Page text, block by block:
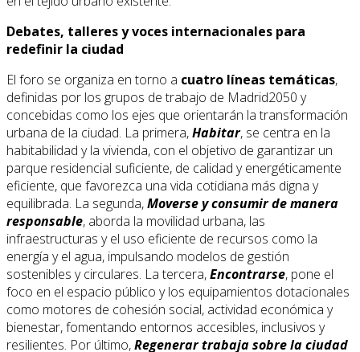
Debates, talleres y voces internacionales para
redefinir la ciudad
El foro se organiza en torno a cuatro líneas temáticas,
definidas por los grupos de trabajo de Madrid2050 y
concebidas como los ejes que orientarán la transformación
urbana de la ciudad. La primera,Habitar, se centra en la
habitabilidad y la vivienda, con el objetivo de garantizar un
parque residencial suficiente, de calidad y energéticamente
eficiente, que favorezca una vida cotidiana más digna y
equilibrada. La segunda,Moverse y consumir de manera
responsable, aborda la movilidad urbana, las
infraestructuras y el uso eficiente de recursos como la
energía y el agua, impulsando modelos de gestión
sostenibles y circulares. La tercera,Encontrarse, pone el
foco en el espacio público y los equipamientos dotacionales
como motores de cohesión social, actividad económica y
bienestar, fomentando entornos accesibles, inclusivos y
resilientes. Por último,Regenerar trabaja sobre la ciudad